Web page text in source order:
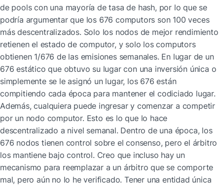
de pools con una mayoría de tasa de hash, por lo que se
podría argumentar que los 676 computors son 100 veces
más descentralizados. Solo los nodos de mejor rendimiento
retienen el estado de computor, y solo los computors
obtienen 1/676 de las emisiones semanales. En lugar de un
676 estático que obtuvo su lugar con una inversión única o
simplemente se le asignó un lugar, los 676 están
compitiendo cada época para mantener el codiciado lugar.
Además, cualquiera puede ingresar y comenzar a competir
por un nodo computor. Esto es lo que lo hace
descentralizado a nivel semanal. Dentro de una época, los
676 nodos tienen control sobre el consenso, pero el árbitro
los mantiene bajo control. Creo que incluso hay un
mecanismo para reemplazar a un árbitro que se comporte
mal, pero aún no lo he verificado. Tener una entidad única